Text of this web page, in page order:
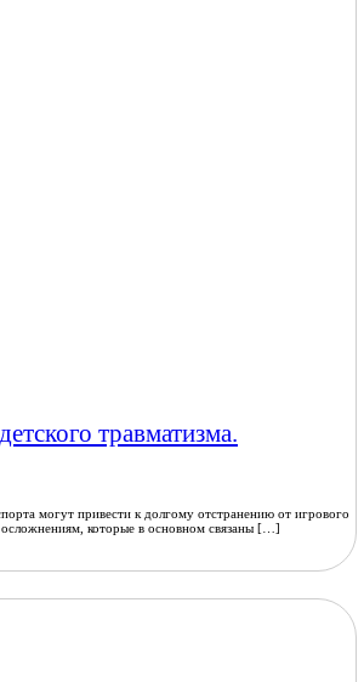
травматизма.
могут привести к долгому отстранению от игрового
осложнениям, которые в основном связаны […]